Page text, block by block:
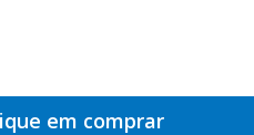
em comprar